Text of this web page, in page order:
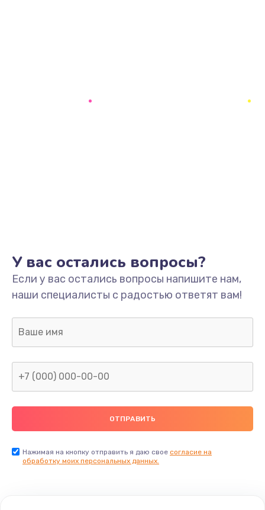
У вас остались вопросы?
Если у вас остались вопросы напишите нам,
наши специалисты с радостью ответят вам!
Нажимая на кнопку отправить я даю свое согласие на
обработку моих персональных данных.